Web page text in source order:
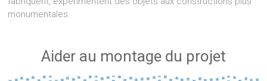
monumentales.
Aider au montage du projet